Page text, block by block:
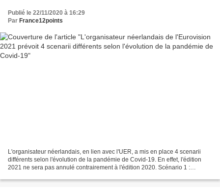
Publié le 22/11/2020 à 16:29
Par France12points
L'organisateur néerlandais, en lien avec l'UER, a mis en place 4 scenarii
différents selon l'évolution de la pandémie de Covid-19. En effet, l'édition
2021 ne sera pas annulé contrairement à l'édition 2020. Scénario 1 :